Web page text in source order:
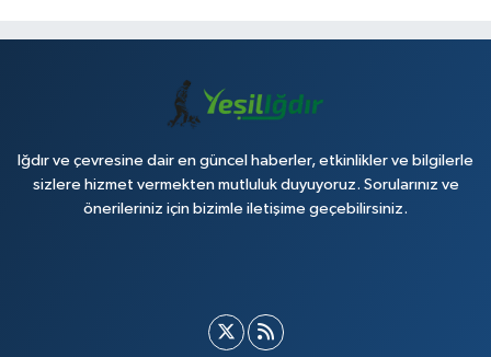
Iğdır ve çevresine dair en güncel haberler, etkinlikler ve bilgilerle
sizlere hizmet vermekten mutluluk duyuyoruz. Sorularınız ve
önerileriniz için bizimle iletişime geçebilirsiniz.